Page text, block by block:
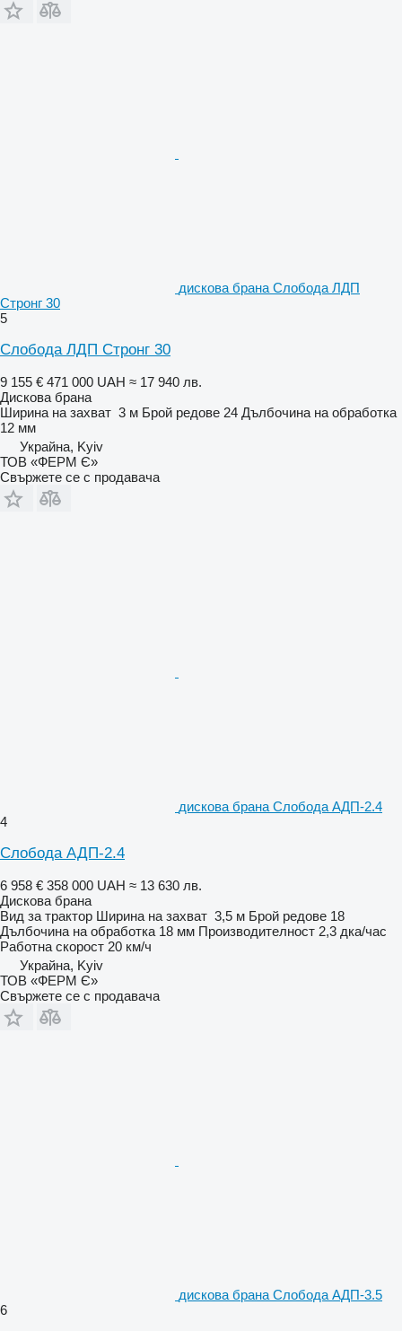
дискова брана Слобода ЛДП
Стронг 30
5
Слобода ЛДП Стронг 30
9 155 € 471 000 UAH ≈ 17 940 лв.
Дискова брана
Ширина на захват 3 м Брой редове 24 Дълбочина на обработка
12 мм
Украйна, Kyiv
ТОВ «ФЕРМ Є»
Свържете се с продавача
дискова брана Слобода АДП-2.4
4
Слобода АДП-2.4
6 958 € 358 000 UAH ≈ 13 630 лв.
Дискова брана
Вид за трактор Ширина на захват 3,5 м Брой редове 18
Дълбочина на обработка 18 мм Производителност 2,3 дка/час
Работна скорост 20 км/ч
Украйна, Kyiv
ТОВ «ФЕРМ Є»
Свържете се с продавача
дискова брана Слобода АДП-3.5
6